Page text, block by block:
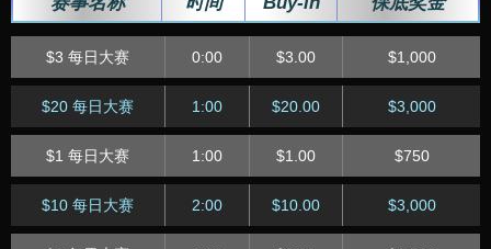
$8 每日急速 14:45 $8.00 $750
$1 每日急速 14:45 $1.00 $250
$60 每日急速 15:45 $60.00 $1,500
$10 每日急速 15:45 $10 $1,500
$60 每日快速 7:15 $60.00 $1,000
$20 每日快速 7:15 $20 $500
$5 每日快速 7:15 $5.00 $300
$1 每日快速 7:15 $1.00 $200
$50 每日快速 8:15 $50 $1,000
$3 每日大赛 0:00 $3.00 $1,000
$20 每日大赛 1:00 $20.00 $3,000
$1 每日大赛 1:00 $1.00 $750
$10 每日大赛 2:00 $10.00 $3,000